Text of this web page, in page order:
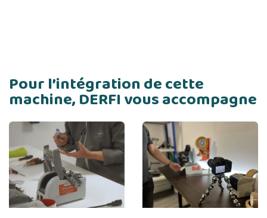
Pour l’intégration de cette
machine, DERFI vous accompagne